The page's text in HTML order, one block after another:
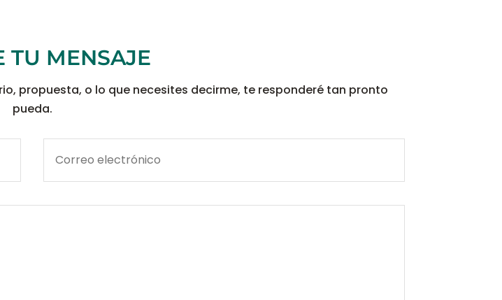
TU MENSAJE
propuesta, o lo que necesites decirme, te responderé tan pronto
pueda.